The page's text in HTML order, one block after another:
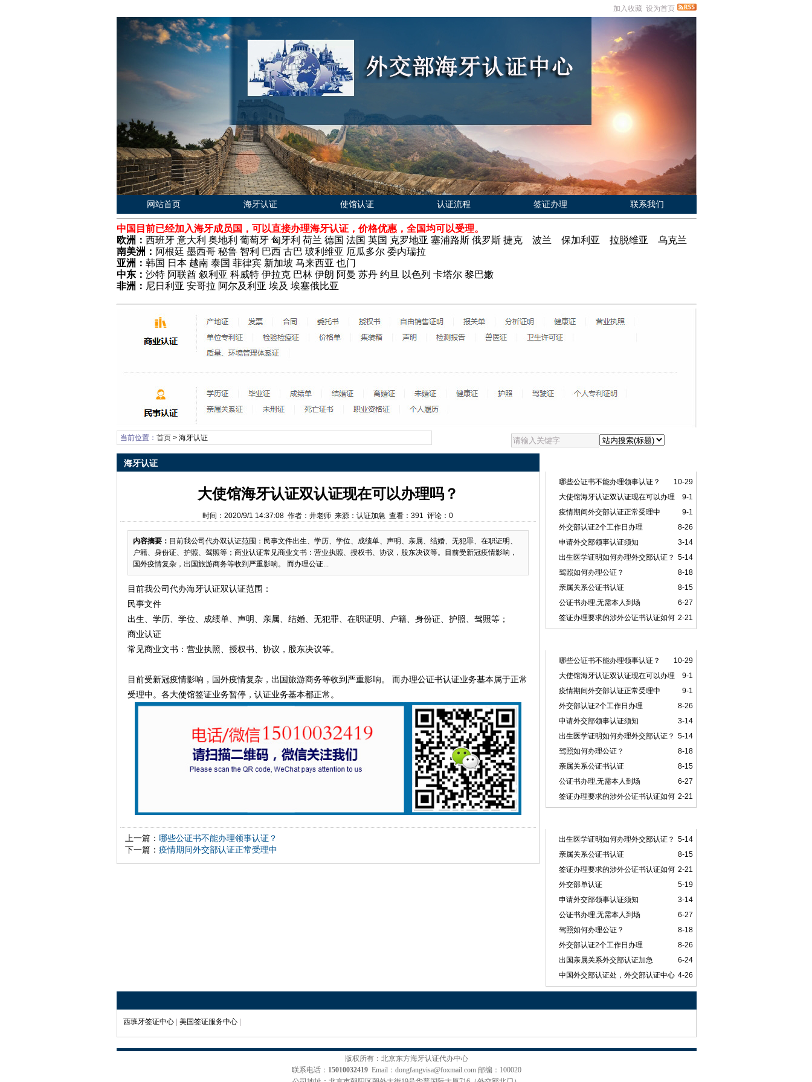
加入收藏 设为首页
网站首页 海牙认证 使馆认证 认证流程 签证办理 联系我们
中国目前已经加入海牙成员国，可以直接办理海牙认证，价格优惠，全国均可以受理。
欧洲： 西班牙 意大利 奥地利 葡萄牙 匈牙利 荷兰 德国 法国 英国 克罗地亚 塞浦路斯 俄罗斯 捷克 波兰 保加利亚 拉脱维亚 乌克兰
南美洲： 阿根廷 墨西哥 秘鲁 智利 巴西 古巴 玻利维亚 厄瓜多尔 委内瑞拉
亚洲： 韩国 日本 越南 泰国 菲律宾 新加坡 马来西亚 也门
中东： 沙特 阿联酋 叙利亚 科威特 伊拉克 巴林 伊朗 阿曼 苏丹 约旦 以色列 卡塔尔 黎巴嫩
非洲： 尼日利亚 安哥拉 阿尔及利亚 埃及 埃塞俄比亚
当前位置： 首页> 海牙认证
海牙认证
大使馆海牙认证双认证现在可以办理吗？
时间：2020/9/1 14:37:08 作者：井老师 来源：认证加急 查看：391 评论：0
内容摘要： 目前我公司代办双认证范围：民事文件出生、学历、学位、成绩单、声明、亲属、结婚、无犯罪、在职证明、
户籍、身份证、护照、驾照等；商业认证常见商业文书：营业执照、授权书、协议，股东决议等。目前受新冠疫情影响，
国外疫情复杂，出国旅游商务等收到严重影响。 而办理公证...
目前我公司代办海牙认证双认证范围：
民事文件
出生、学历、学位、成绩单、声明、亲属、结婚、无犯罪、在职证明、户籍、身份证、护照、驾照等；
商业认证
常见商业文书：营业执照、授权书、协议，股东决议等。
目前受新冠疫情影响，国外疫情复杂，出国旅游商务等收到严重影响。 而办理公证书认证业务基本属于正常
受理中。各大使馆签证业务暂停，认证业务基本都正常。
上一篇： 哪些公证书不能办理领事认证？
下一篇： 疫情期间外交部认证正常受理中
10-29
哪些公证书不能办理领事认证？
9-1
大使馆海牙认证双认证现在可以办理
吗？
9-1
疫情期间外交部认证正常受理中
8-26
外交部认证2个工作日办理
3-14
申请外交部领事认证须知
5-14
出生医学证明如何办理外交部认证？
8-18
驾照如何办理公证？
8-15
亲属关系公证书认证
6-27
公证书办理,无需本人到场
2-21
签证办理要求的涉外公证书认证如何
10-29
哪些公证书不能办理领事认证？
9-1
大使馆海牙认证双认证现在可以办理
吗？
9-1
疫情期间外交部认证正常受理中
8-26
外交部认证2个工作日办理
3-14
申请外交部领事认证须知
5-14
出生医学证明如何办理外交部认证？
8-18
驾照如何办理公证？
8-15
亲属关系公证书认证
6-27
公证书办理,无需本人到场
2-21
签证办理要求的涉外公证书认证如何
5-14
出生医学证明如何办理外交部认证？
8-15
亲属关系公证书认证
2-21
签证办理要求的涉外公证书认证如何
办理？
5-19
外交部单认证
3-14
申请外交部领事认证须知
6-27
公证书办理,无需本人到场
8-18
驾照如何办理公证？
8-26
外交部认证2个工作日办理
6-24
出国亲属关系外交部认证加急
4-26
中国外交部认证处，外交部认证中心
西班牙签证中心 美国签证服务中心
版权所有：北京东方海牙认证代办中心
联系电话： 15010032419 Email：dongfangvisa@foxmail.com邮编：100020